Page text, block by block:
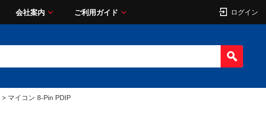
会社案内 ご利用ガイド ログイン
> マイコン 8-Pin PDIP